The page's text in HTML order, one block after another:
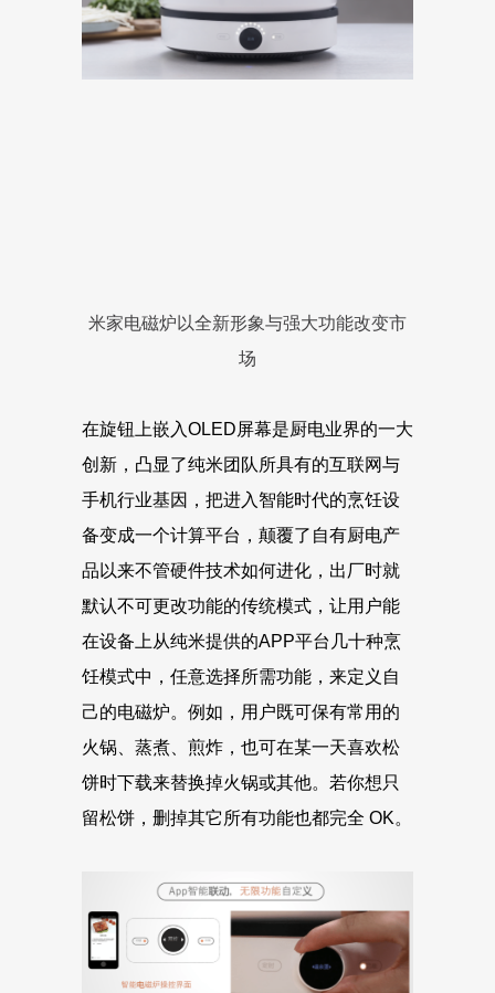
米家电磁炉以全新形象与强大功能改变市
场
在旋钮上嵌入OLED屏幕是厨电业界的一大
创新，凸显了纯米团队所具有的互联网与
手机行业基因，把进入智能时代的烹饪设
备变成一个计算平台，颠覆了自有厨电产
品以来不管硬件技术如何进化，出厂时就
默认不可更改功能的传统模式，让用户能
在设备上从纯米提供的APP平台几十种烹
饪模式中，任意选择所需功能，来定义自
己的电磁炉。例如，用户既可保有常用的
火锅、蒸煮、煎炸，也可在某一天喜欢松
饼时下载来替换掉火锅或其他。若你想只
留松饼，删掉其它所有功能也都完全 OK。